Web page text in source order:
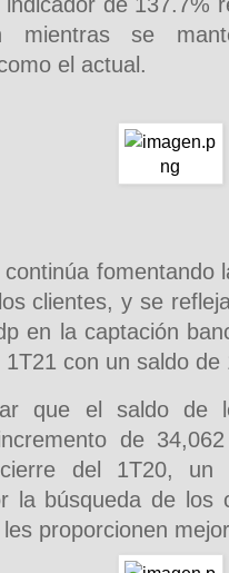
mientras se
el actual.
continúa fomentando
clientes, y se
en la captación
con un saldo de
que el saldo de
de
del 1T20, un
la búsqueda de los
proporcionen